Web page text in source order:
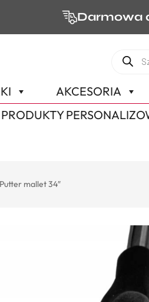
Darmowa
AKCESORIA
PRODUKTY
mallet 34″